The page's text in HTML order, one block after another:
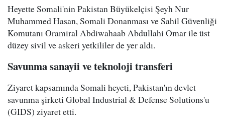
Heyette Somali'nin Pakistan Büyükelçisi Şeyh Nur
Muhammed Hasan, Somali Donanması ve Sahil Güvenliği
Komutanı Oramiral Abdiwahaab Abdullahi Omar ile üst
düzey sivil ve askeri yetkililer de yer aldı.
Savunma sanayii ve teknoloji transferi
Ziyaret kapsamında Somali heyeti, Pakistan'ın devlet
savunma şirketi Global Industrial & Defense Solutions'u
(GIDS) ziyaret etti.